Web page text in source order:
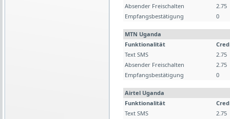
Absender Freischalten
2.75
Empfangsbestätigung
0
MTN Uganda
Funktionalität
Text SMS
2.75
Absender Freischalten
2.75
Empfangsbestätigung
0
Airtel Uganda
Funktionalität
Text SMS
2.75